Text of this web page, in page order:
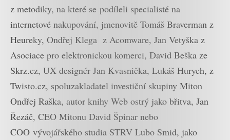
z metodiky, na které se podíleli specialisté na
internetové nakupování, jmenovitě Tomáš Braverman z
Heureky, Ondřej Klega z Acomware, Jan Vetyška z
Asociace pro elektronickou komerci, David Beška ze
Skrz.cz, UX designér Jan Kvasnička, Lukáš Hurych, z
Twisto.cz, spoluzakladatel investiční skupiny Miton
Ondřej Raška, autor knihy Web ostrý jako břitva, Jan
Řezáč, CEO Mitonu David Špinar nebo
COO vývojářského studia STRV Lubo Smid, jako